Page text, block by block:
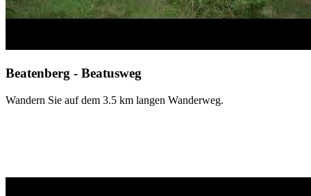
Beatenberg - Beatusweg
Wandern Sie auf dem 3.5 km langen Wanderweg.